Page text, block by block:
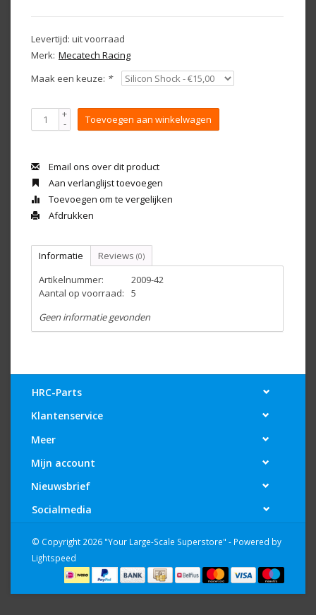
Levertijd: uit voorraad
Merk: Mecatech Racing
Maak een keuze: *
+
- Toevoegen aan winkelwagen
Email ons over dit product
Aan verlanglijst toevoegen
Toevoegen om te vergelijken
Afdrukken
Informatie Reviews (0)
Artikelnummer:
2009-42
Aantal op voorraad:
5
Geen informatie gevonden
HRC-Parts
Klantenservice
Meer
Mijn account
Nieuwsbrief
Socialmedia
© Copyright 2026 "Your Large-Scale Superstore" - Powered by
Lightspeed